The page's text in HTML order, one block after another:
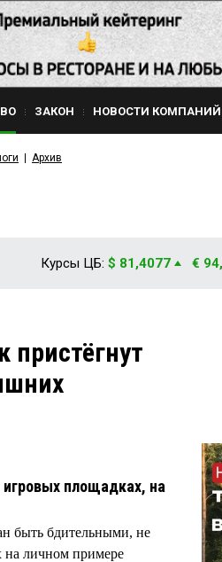
ЗАКОН НОВОСТИ КОМПАНИЙ
Архив
Курсы ЦБ: $ 81,4077 €
пристёгнут
площадках, на
быть бдительными, не
на личном примере